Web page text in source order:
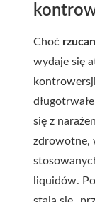
Choć
wydaje się
się z
zdrowotne,
liquidów.